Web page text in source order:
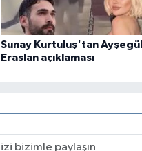
Sunay Kurtuluş'tan Ayşegül
Eraslan açıklaması